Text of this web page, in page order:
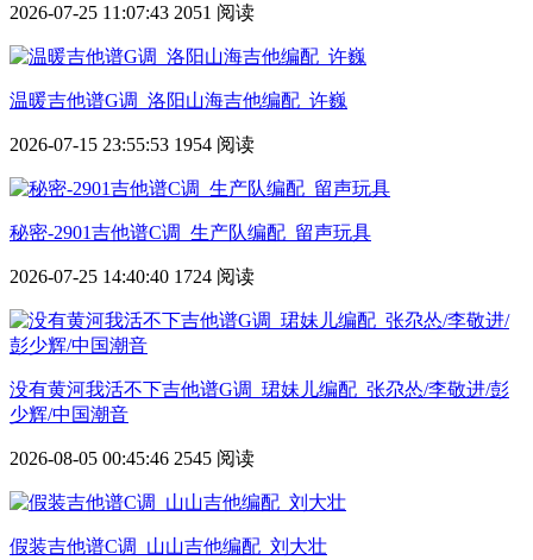
2026-07-25 11:07:43 2051 阅读
温暖吉他谱G调_洛阳山海吉他编配_许巍
2026-07-15 23:55:53 1954 阅读
秘密-2901吉他谱C调_生产队编配_留声玩具
2026-07-25 14:40:40 1724 阅读
没有黄河我活不下吉他谱G调_珺妹儿编配_张尕怂/李敬进/彭
少辉/中国潮音
2026-08-05 00:45:46 2545 阅读
假装吉他谱C调_山山吉他编配_刘大壮